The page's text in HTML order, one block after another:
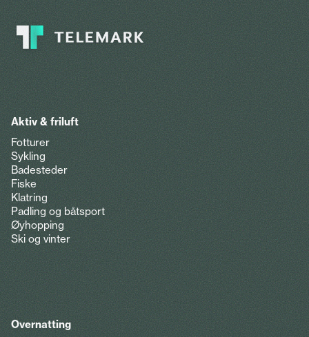
Aktiv & friluft
Fotturer
Sykling
Badesteder
Fiske
Klatring
Padling og båtsport
Øyhopping
Ski og vinter
Overnatting